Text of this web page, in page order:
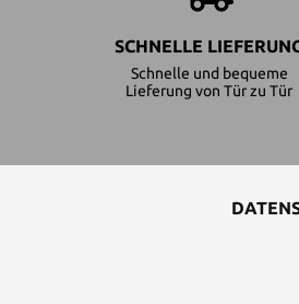
SCHNELLE
Schnelle und bequeme
Lieferung von Tür zu Tür